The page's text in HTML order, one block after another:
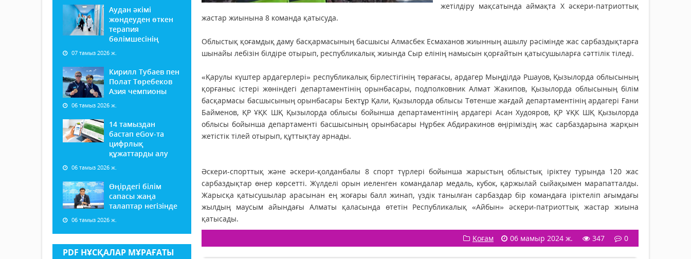
Аудан әкімі
жөндеуден өткен
терапия
бөлімшесінің
07 тамыз 2026 ж.
Кирилл Тубаев пен
Полат Төребеков
Азия чемпионы
06 тамыз 2026 ж.
14 тамыздан
бастап еGov-та
цифрлық
құжаттарды алу
06 тамыз 2026 ж.
Өңірдегі білім
сапасы жаңа
талаптар негізінде
06 тамыз 2026 ж.
PDF НҰСҚАЛАР МҰРАҒАТЫ
жетілдіру мақсатында аймақта Х әскери-патриоттық
жастар жиынына 8 команда қатысуда.
Облыстық қоғамдық даму басқармасының басшысы Алмасбек Есмаханов жиынның ашылу рәсімінде жас сарбаздықтарға
шынайы лебізін білдіре отырып, республикалық жиында Сыр елінің намысын қорғайтын қатысушыларға сәттілік тіледі.
«Қарулы күштер ардагерлері» республикалық бірлестігінің төрағасы, ардагер Мыңділдә Ршауов, Қызылорда облысының
қорғаныс істері жөніндегі департаментінің орынбасары, подполковник Алмат Жакипов, Қызылорда облысының білім
басқармасы басшысының орынбасары Бектұр Қали, Қызылорда облысы Төтенше жағдай департаментінің ардагері Ғани
Байменов, ҚР ҰҚК ШҚ Қызылорда облысы бойынша департаментінің ардагері Асан Худояров, ҚР ҰҚК ШҚ Қызылорда
облысы бойынша департаменті басшысының орынбасары Нұрбек Абдиракинов өңіріміздің жас сарбаздарына жарқын
жетістік тілей отырып, құттықтау арнады.
Әскери-спорттық және әскери-қолданбалы 8 спорт түрлері бойынша жарыстың облыстық іріктеу турында 120 жас
сарбаздықтар өнер көрсетті. Жүлделі орын иеленген командалар медаль, кубок, қаржылай сыйақымен марапатталды.
Жарысқа қатысушылар арасынан ең жоғары балл жинап, үздік танылған сарбаздар бір командаға іріктеліп ағымдағы
жылдың маусым айындағы Алматы қаласында өтетін Республикалық «Айбын» әскери-патриоттық жастар жиына
қатысады.
Қоғам
06 мамыр 2024 ж. 347 0